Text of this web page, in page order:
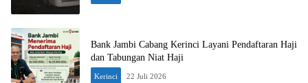
Bank Jambi Cabang Kerinci Layani Pendaftaran Haji
dan Tabungan Niat Haji
Kerinci 22 Juli 2026